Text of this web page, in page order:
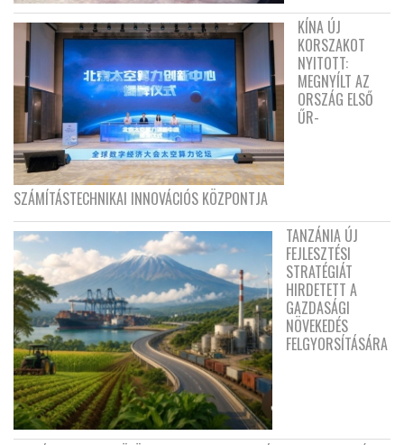
KÍNA ÚJ
KORSZAKOT
NYITOTT:
MEGNYÍLT AZ
ORSZÁG ELSŐ
ŰR-
SZÁMÍTÁSTECHNIKAI INNOVÁCIÓS KÖZPONTJA
TANZÁNIA ÚJ
FEJLESZTÉSI
STRATÉGIÁT
HIRDETETT A
GAZDASÁGI
NÖVEKEDÉS
FELGYORSÍTÁSÁRA